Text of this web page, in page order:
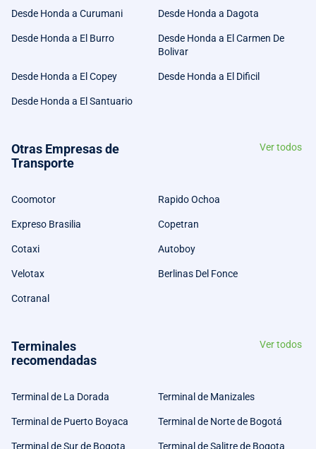
Desde Honda a Curumani Desde Honda a Dagota
Desde Honda a El Burro
Desde Honda a El Carmen De
Bolivar
Desde Honda a El Copey Desde Honda a El Dificil
Desde Honda a El Santuario
Otras Empresas de
Transporte
Ver todos
Coomotor Rapido Ochoa
Expreso Brasilia Copetran
Cotaxi Autoboy
Velotax Berlinas Del Fonce
Cotranal
Terminales
recomendadas
Ver todos
Terminal de La Dorada Terminal de Manizales
Terminal de Puerto Boyaca Terminal de Norte de Bogotá
Terminal de Sur de Bogota Terminal de Salitre de Bogota